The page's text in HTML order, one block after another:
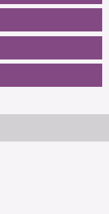
けます。
ミナー、ワーク
キャンセルにつ
にお申し出頂いた
出頂いた場合は
についてはご返金
。
さいませ。
ましては、原則
ース